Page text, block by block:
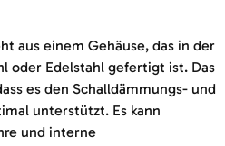
aus einem Gehäuse, das in der
oder Edelstahl gefertigt ist. Das
es den Schalldämmungs- und
unterstützt. Es kann
und interne